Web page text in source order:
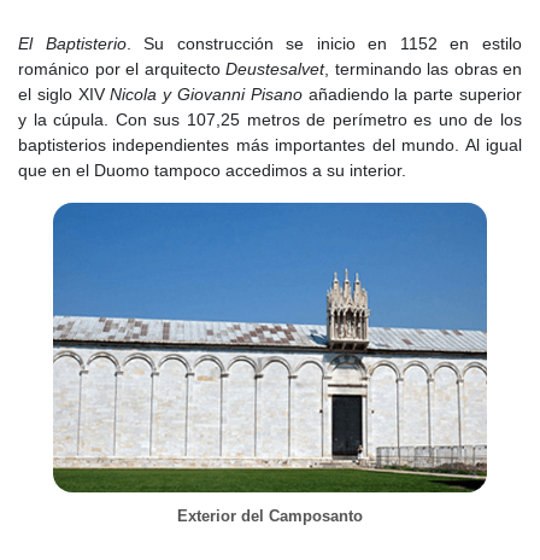
El Baptisterio. Su construcción se inicio en 1152 en estilo
románico por el arquitecto Deustesalvet, terminando las obras en
el siglo XIVNicola y Giovanni Pisanoañadiendo la parte superior
y la cúpula. Con sus 107,25 metros de perímetro es uno de los
baptisterios independientes más importantes del mundo. Al igual
que en el Duomo tampoco accedimos a su interior.
Exterior del Camposanto